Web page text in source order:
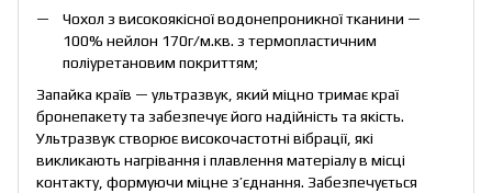
Чохол з високоякісної водонепроникної тканини —
100% нейлон 170г/м.кв. з термопластичним
поліуретановим покриттям;
Запайка країв — ультразвук, який міцно тримає краї
бронепакету та забезпечує його надійність та якість.
Ультразвук створює високочастотні вібрації, які
викликають нагрівання і плавлення матеріалу в місці
контакту, формуючи міцне з’єднання. Забезпечується